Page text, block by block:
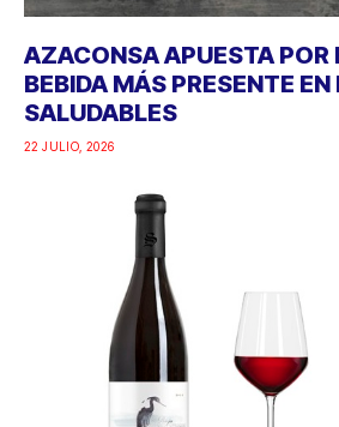
AZACONSA APUESTA POR
BEBIDA MÁS PRESENTE
SALUDABLES
22 JULIO, 2026